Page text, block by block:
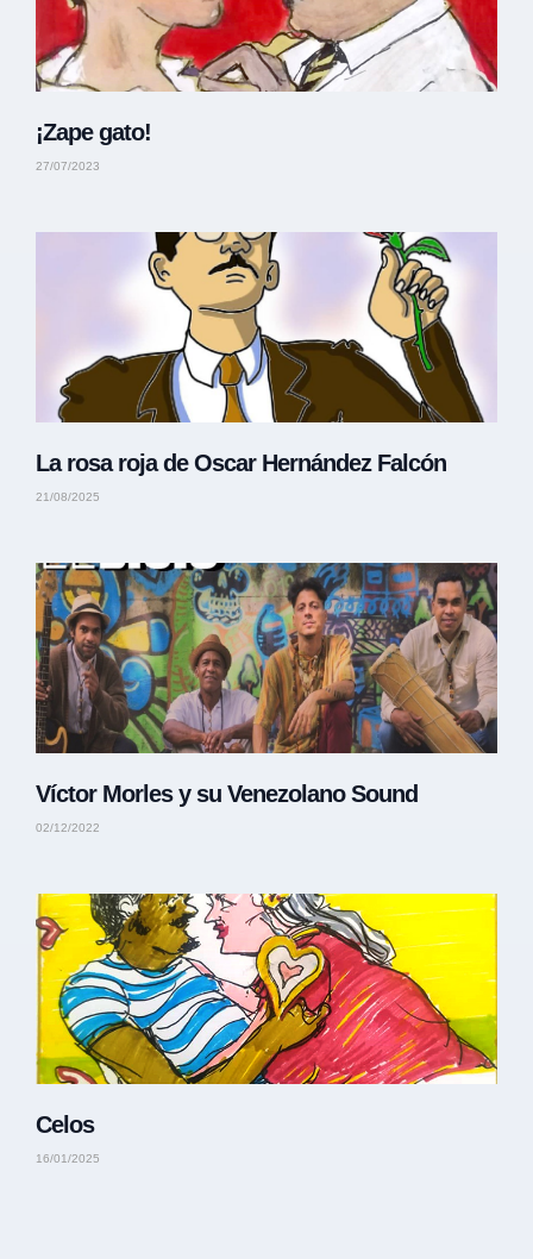
¡Zape gato!
27/07/2023
La rosa roja de Oscar Hernández Falcón
21/08/2025
Víctor Morles y su Venezolano Sound
02/12/2022
Celos
16/01/2025